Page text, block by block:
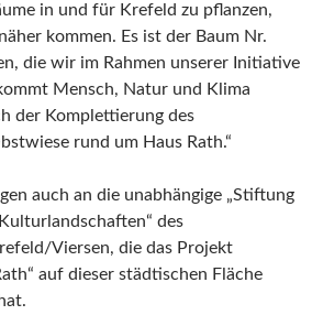
in und für Krefeld zu pflanzen,
kommen. Es ist der Baum Nr.
die wir im Rahmen unserer Initiative
Mensch, Natur und Klima
der Komplettierung des
rund um Haus Rath.“
auch an die unabhängige „Stiftung
des
Viersen, die das Projekt
auf dieser städtischen Fläche